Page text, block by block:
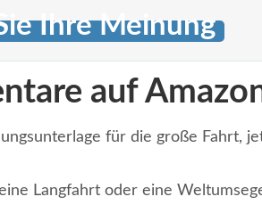
Ihre Meinung
auf
für die große Fahrt,
Langfahrt oder eine